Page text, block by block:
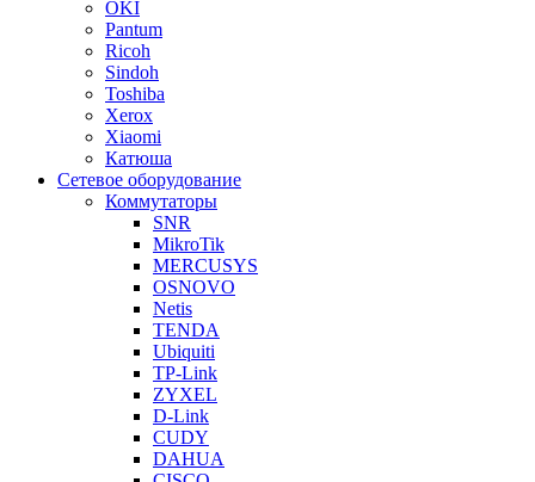
OKI
Pantum
Ricoh
Sindoh
Toshiba
Xerox
Xiaomi
Катюша
Сетевое оборудование
Коммутаторы
SNR
MikroTik
MERCUSYS
OSNOVO
Netis
TENDA
Ubiquiti
TP-Link
ZYXEL
D-Link
CUDY
DAHUA